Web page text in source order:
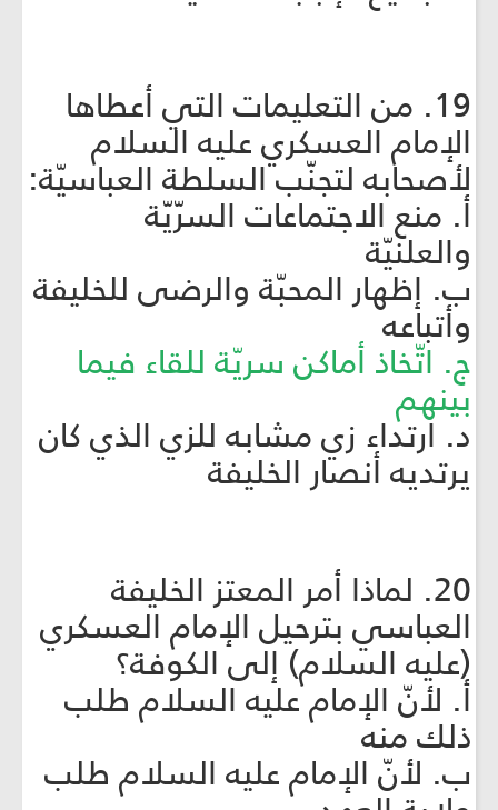
19. من التعليمات التي أعطاها
الإمام العسكري عليه السلام
لأصحابه لتجنّب السلطة العباسيّة:
أ. منع الاجتماعات السرّيّة
والعلنيّة
ب. إظهار المحبّة والرضى للخليفة
وأتباعه
ج. اتّخاذ أماكن سريّة للقاء فيما
بينهم
د. ارتداء زي مشابه للزي الذي كان
يرتديه أنصار الخليفة
20. لماذا أمر المعتز الخليفة
العباسي بترحيل الإمام العسكري
(عليه السلام) إلى الكوفة؟
أ. لأنّ الإمام عليه السلام طلب
ذلك منه
ب. لأنّ الإمام عليه السلام طلب